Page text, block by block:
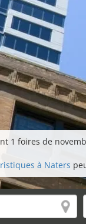
1 foires de
à Naters